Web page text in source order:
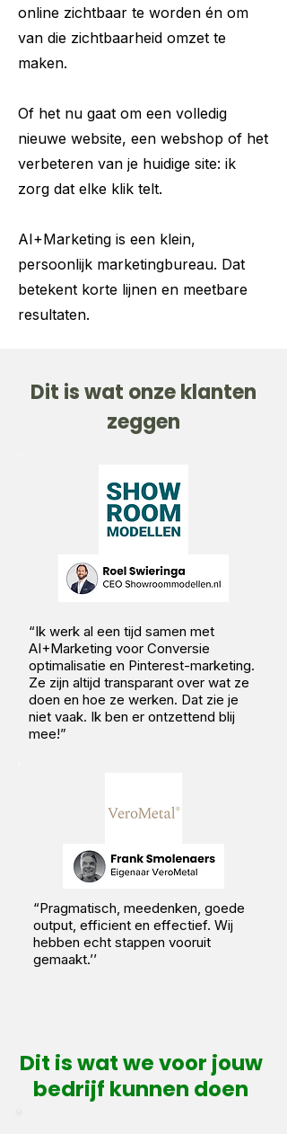
online zichtbaar te worden én om
van die zichtbaarheid omzet te
maken.
Of het nu gaat om een volledig
nieuwe website, een webshop of het
verbeteren van je huidige site: ik
zorg dat elke klik telt.
AI+Marketing is een klein,
persoonlijk marketingbureau. Dat
betekent korte lijnen en meetbare
resultaten.
Dit is wat onze klanten
zeggen
“Ik werk al een tijd samen met
AI+Marketing voor Conversie
optimalisatie en Pinterest-marketing.
Ze zijn altijd transparant over wat ze
doen en hoe ze werken. Dat zie je
niet vaak. Ik ben er ontzettend blij
mee!”
“Pragmatisch, meedenken, goede
output, efficient en effectief. Wij
hebben echt stappen vooruit
gemaakt.’’
Dit is wat we voor jouw
bedrijf kunnen doen